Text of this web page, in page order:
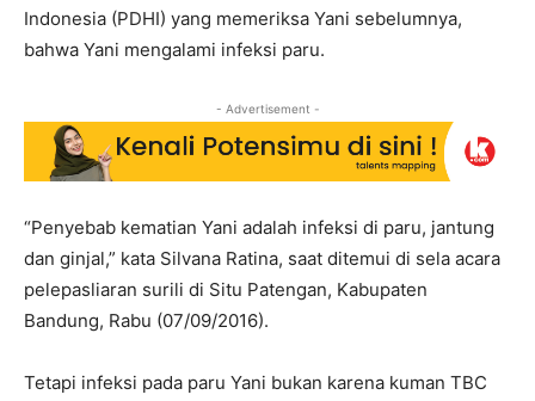
Indonesia (PDHI) yang memeriksa Yani sebelumnya,
bahwa Yani mengalami infeksi paru.
- Advertisement -
“Penyebab kematian Yani adalah infeksi di paru, jantung
dan ginjal,” kata Silvana Ratina, saat ditemui di sela acara
pelepasliaran surili di Situ Patengan, Kabupaten
Bandung, Rabu (07/09/2016).
Tetapi infeksi pada paru Yani bukan karena kuman TBC